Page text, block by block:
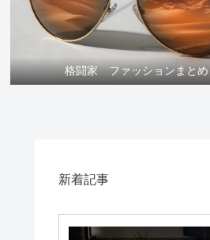
格闘家 ファッションまとめ
新着記事